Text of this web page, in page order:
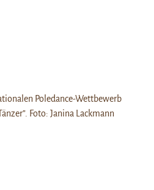
Poledance-Wettbewerb
Foto: Janina Lackmann